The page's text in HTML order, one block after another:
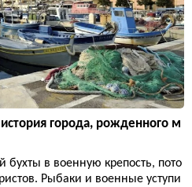
города, рожденного м
бухты в военную крепость, пото
Рыбаки и военные уступи